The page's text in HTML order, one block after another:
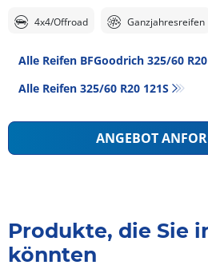
4x4/Offroad Ganzjahresreifen
Alle Reifen BFGoodrich 325/60
Alle Reifen‎ 325/60 R20 121S
ANGEBOT
Produkte, die Sie
könnten